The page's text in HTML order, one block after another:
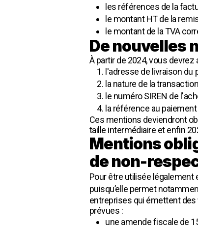
les références de la
le montant HT de la
le montant de la TVA
De nouvelles
À partir de 2024, vous
l'adresse de livraison
la nature de la
le numéro SIREN de
la référence au
Ces mentions deviendront
taille intermédiaire et enfin
Mentions
de non-
Pour être utilisée légalement
puisqu’elle permet
entreprises qui émettent des
prévues :
une amende fiscale de